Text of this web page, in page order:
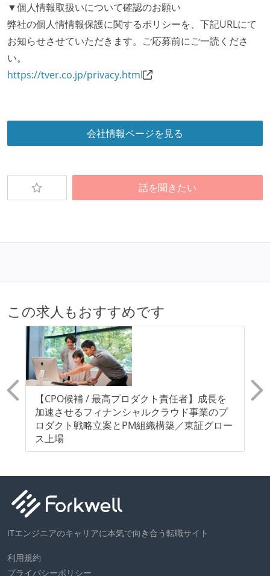
▼個人情報取扱いについて確認のお願い
弊社の個人情情報保護に関するポリシーを、下記URLにて
お知らせさせていただきます。ご応募前にご一読くださ
い。
https://tver.co.jp/privacy.html
会社情報ページを見る
話を聞きたい
この求人もおすすめです
【CPO候補 / 最高プロダクト責任者】成長を
加速させるフィナンシャルクラウド事業のプ
ロダクト戦略立案とPM組織構築／東証グロー
ス上場
ITエンジニアのキャリアに本気で向き合う転職サイト
利用規約
プライバシーポリシー